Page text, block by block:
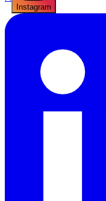
Instagram